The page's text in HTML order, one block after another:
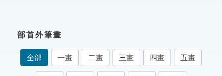
成語故事
索引選單
部首外筆畫
全部 一畫 二畫 三畫 四畫 五畫